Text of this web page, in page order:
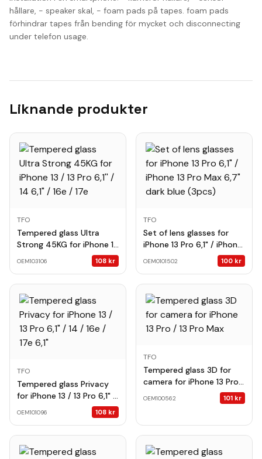
hållare, - speaker skal, - foam pads på tapes. foam pads
förhindrar tapes från bending för mycket och disconnecting
under telefon usage.
Liknande produkter
TFO
Tempered glass Ultra
Strong 45KG for iPhone 13
/ 13 Pro 6,1'' / 14 6,1" / 16e /
OEM103106 108 kr
TFO
Set of lens glasses for
iPhone 13 Pro 6,1" / iPhone
13 Pro Max 6,7" dark blue
OEM0101502 100 kr
TFO
Tempered glass Privacy
for iPhone 13 / 13 Pro 6,1" /
OEM101096 108 kr
TFO
Tempered glass 3D for
camera for iPhone 13 Pro /
OEM100562 101 kr